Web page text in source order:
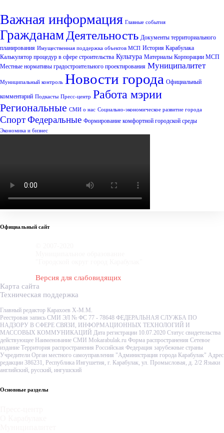
Важная информация Главные события
Гражданам Деятельность Документы территориального
планирования Имущественная поддержка объектов МСП История Карабулака
Калькулятор процедур в сфере строительства Культура Материалы Корпорации МСП
Местные нормативы градостроительного проектирования Муниципалитет
Муниципальный контроль Новости города Официальный
комментарий Подкасты Пресс-центр Работа мэрии
Региональные СМИ о нас Социально-экономическое развитие города
СпортФедеральные Формирование комфортной городской среды
Экономика и бизнес
Официальный сайт
Версия для слабовидящих
Карта сайта
Техническая поддержка
Главный редактор Карахоев Х-М.М.
Реестровая запись СМИ ЭЛ № ФС 77 - 78648 ФЕДЕРАЛЬНАЯ СЛУЖБА ПО
НАДЗОРУ В СФЕРЕ СВЯЗИ, ИНФОРМАЦИОННЫХ ТЕХНОЛОГИЙ И
МАССОВЫХ КОММУНИКАЦИЙ Дата регистрации 10.07.2020 Статус свидетельства
действующее Наименование СМИ Mokarabulak.ru Форма распространения Сетевое
издание Территория распространения Российская Федерация зарубежные страны
Учредители Орган местного самоуправления "Администрация города Карабулак" Адрес
редакции 386231, Республика Ингушетия, г. Карабулак, ул. Промысловая, д. 2/2 Языки
английский, русский, ингушский
Основные разделы